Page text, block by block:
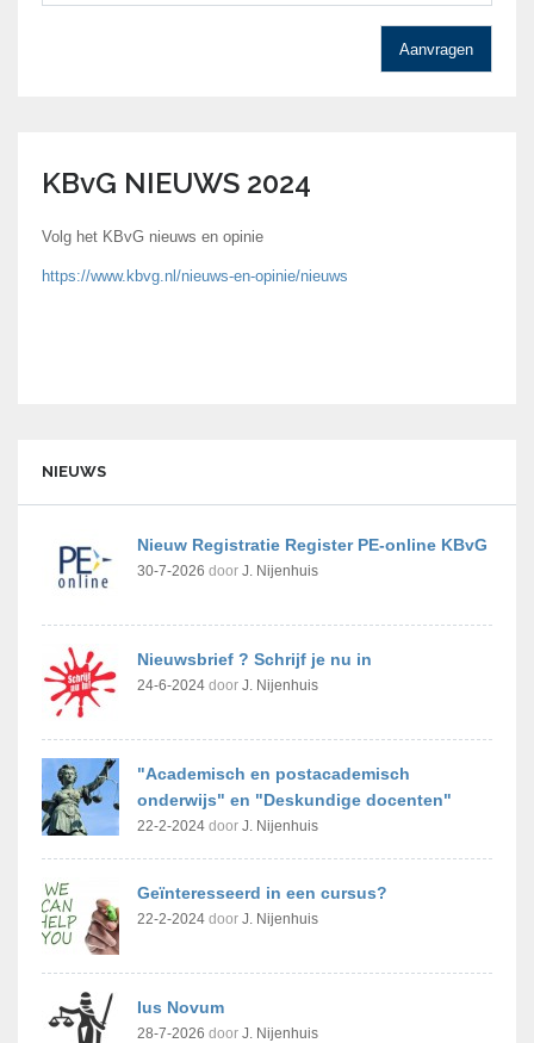
KBvG NIEUWS 2024
Volg het KBvG nieuws en opinie
https://www.kbvg.nl/nieuws-en-opinie/nieuws
NIEUWS
Nieuw Registratie Register PE-online KBvG
30-7-2026 door J. Nijenhuis
Nieuwsbrief ? Schrijf je nu in
24-6-2024 door J. Nijenhuis
"Academisch en postacademisch
onderwijs" en "Deskundige docenten"
22-2-2024 door J. Nijenhuis
Geïnteresseerd in een cursus?
22-2-2024 door J. Nijenhuis
Ius Novum
28-7-2026 door J. Nijenhuis